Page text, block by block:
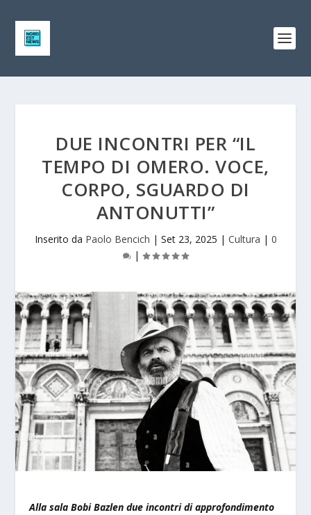
DUE INCONTRI PER “IL
TEMPO DI OMERO. VOCE,
CORPO, SGUARDO DI
ANTONUTTI”
Inserito da Paolo Bencich | Set 23, 2025 | Cultura | 0
|
Alla sala Bobi Bazlen due incontri di approfondimento